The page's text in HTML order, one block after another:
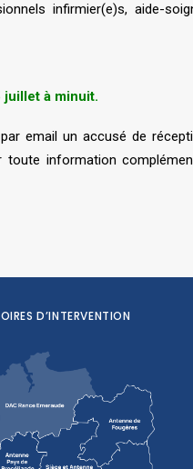
infirmier(e)s, aide-
juillet à minuit.
email un accusé de
information
D’INTERVENTION